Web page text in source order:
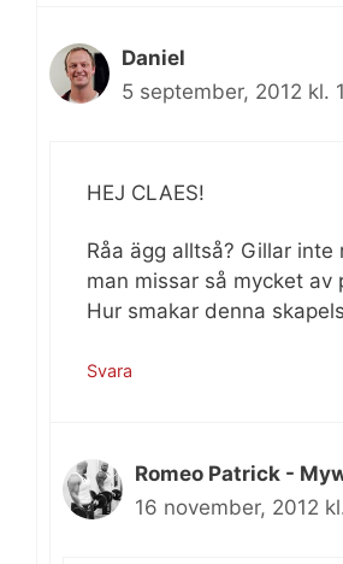
Daniel
5 september, 2012 kl.
HEJ CLAES!
Råa ägg alltså? Gillar inte
man missar så mycket av
Hur smakar denna
Svara
Romeo Patrick -
16 november, 2012